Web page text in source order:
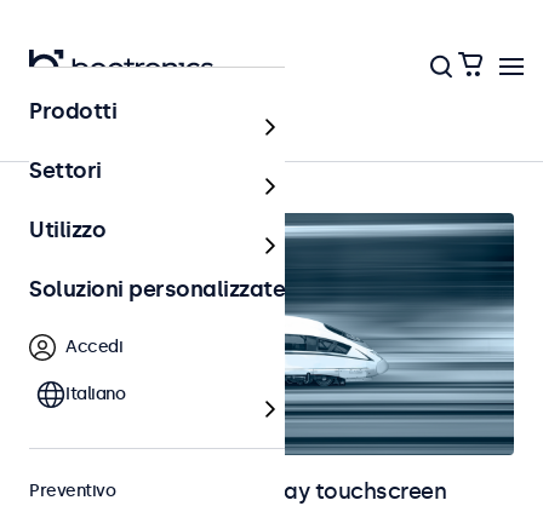
Ferrovia
Monitor ferroviari e display touchscreen
Prodotti
Settori
Utilizzo
Soluzioni personalizzate
Accedi
Italiano
Preventivo